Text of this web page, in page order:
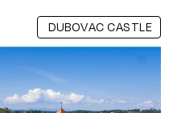
DUBOVAC CASTLE